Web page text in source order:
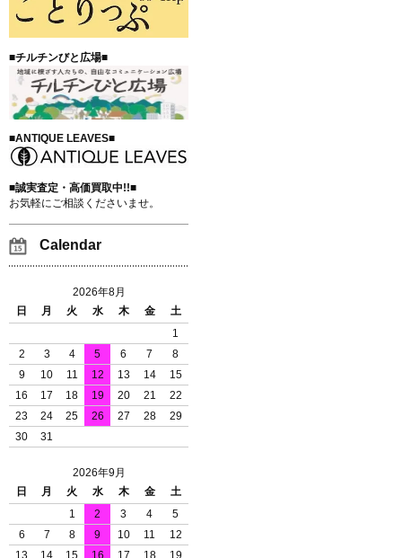
■チルチンびと広場■
■ANTIQUE LEAVES■
■誠実査定・高価買取中!!■
お気軽にご相談くださいませ。
Calendar
2026年8月
日
月 火 水 木 金
土
1
2
3 4 5 6 7
8
9
10 11 12 13 14
15
16
17 18 19 20 21
22
23
24 25 26 27 28
29
30
31
2026年9月
日
月 火 水 木 金
土
1
2 3 4
5
6
7 8 9 10 11
12
13
14 15 16 17 18
19